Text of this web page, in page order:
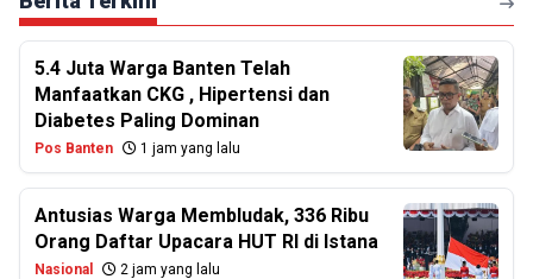
5.4 Juta Warga Banten Telah
Manfaatkan CKG , Hipertensi dan
Diabetes Paling Dominan
Pos Banten 1 jam yang lalu
Antusias Warga Membludak, 336 Ribu
Orang Daftar Upacara HUT RI di Istana
Nasional 2 jam yang lalu